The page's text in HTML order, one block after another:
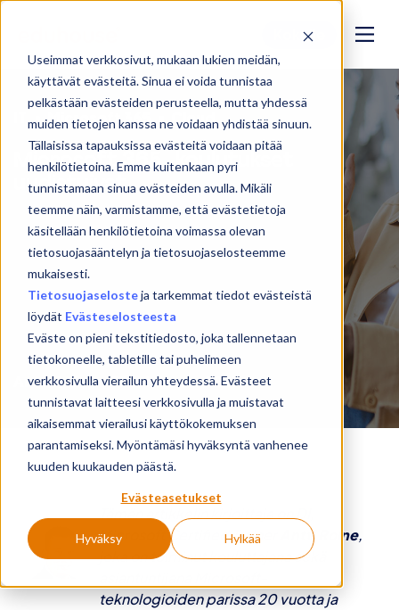
Useimmat verkkosivut, mukaan lukien meidän,
käyttävät evästeitä. Sinua ei voida tunnistaa
pelkästään evästeiden perusteella, mutta yhdessä
muiden tietojen kanssa ne voidaan yhdistää sinuun.
Tällaisissa tapauksissa evästeitä voidaan pitää
henkilötietoina. Emme kuitenkaan pyri
tunnistamaan sinua evästeiden avulla. Mikäli
teemme näin, varmistamme, että evästetietoja
käsitellään henkilötietoina voimassa olevan
tietosuojasääntelyn ja tietosuojaselosteemme
mukaisesti.
Tietosuojaselosteja tarkemmat tiedot evästeistä
löydät Evästeselosteesta
Eväste on pieni tekstitiedosto, joka tallennetaan
tietokoneelle, tabletille tai puhelimeen
verkkosivulla vierailun yhteydessä. Evästeet
tunnistavat laitteesi verkkosivulla ja muistavat
aikaisemmat vierailusi käyttökokemuksen
parantamiseksi. Myöntämäsi hyväksyntä vanhenee
kuuden kuukauden päästä.
Evästeasetukset
Hyväksy Hylkää
Kokeile
Microsoft 365 Cloud
Microsoft 365 -koulutukset
uudistuivat
Antti Roine 18. elokuuta 2023
Tämän artikkelin kirjoittaja onDI,
Microsoft Certified Trainer
Antti Roine,
joka ontoiminut kouluttajana sekä
teknologioiden parissa 20 vuotta ja